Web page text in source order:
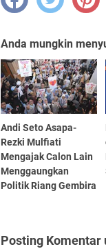
Anda mungkin
Andi Seto Asapa-
Rezki Mulfiati
Mengajak Calon Lain
Menggaungkan
Politik Riang Gembira
Posting Komentar